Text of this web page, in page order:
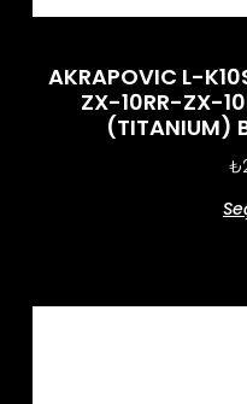
AKRAPOVIC L-
ZX-10RR-ZX-
(TITANIUM)
₺